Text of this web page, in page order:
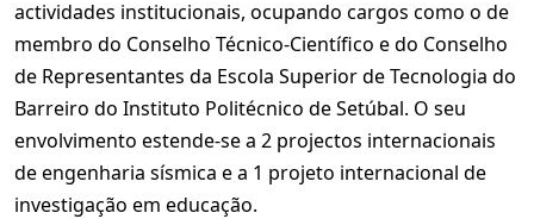
actividades institucionais, ocupando cargos como o de
membro do Conselho Técnico-Científico e do Conselho
de Representantes da Escola Superior de Tecnologia do
Barreiro do Instituto Politécnico de Setúbal. O seu
envolvimento estende-se a 2 projectos internacionais
de engenharia sísmica e a 1 projeto internacional de
investigação em educação.